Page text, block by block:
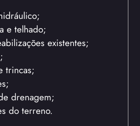
e telhado;
existentes;
trincas;
drenagem;
do terreno.